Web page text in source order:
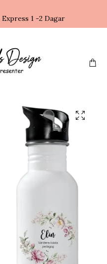
1 -2 Dagar